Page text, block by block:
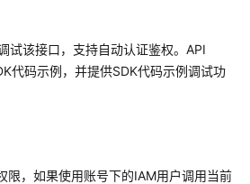
试该接口，支持自动认证鉴权。API
代码示例，并提供SDK代码示例调试功
限，如果使用账号下的IAM用户调用当前